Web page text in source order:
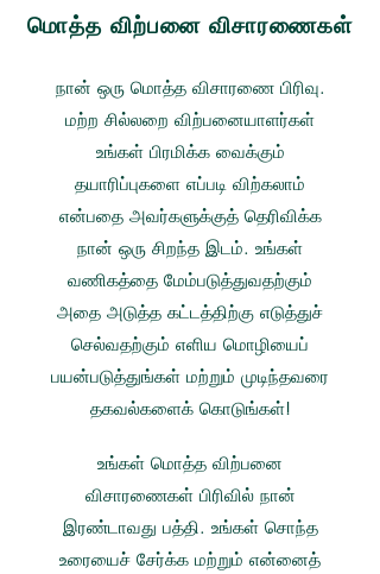
மொத்த விற்பனை விசாரணைகள்
நான் ஒரு மொத்த விசாரணை பிரிவு.
மற்ற சில்லறை விற்பனையாளர்கள்
உங்கள் பிரமிக்க வைக்கும்
தயாரிப்புகளை எப்படி விற்கலாம்
என்பதை அவர்களுக்குத் தெரிவிக்க
நான் ஒரு சிறந்த இடம். உங்கள்
வணிகத்தை மேம்படுத்துவதற்கும்
அதை அடுத்த கட்டத்திற்கு எடுத்துச்
செல்வதற்கும் எளிய மொழியைப்
பயன்படுத்துங்கள் மற்றும் முடிந்தவரை
தகவல்களைக் கொடுங்கள்!
உங்கள் மொத்த விற்பனை
விசாரணைகள் பிரிவில் நான்
இரண்டாவது பத்தி. உங்கள் சொந்த
உரையைச் சேர்க்க மற்றும் என்னைத்